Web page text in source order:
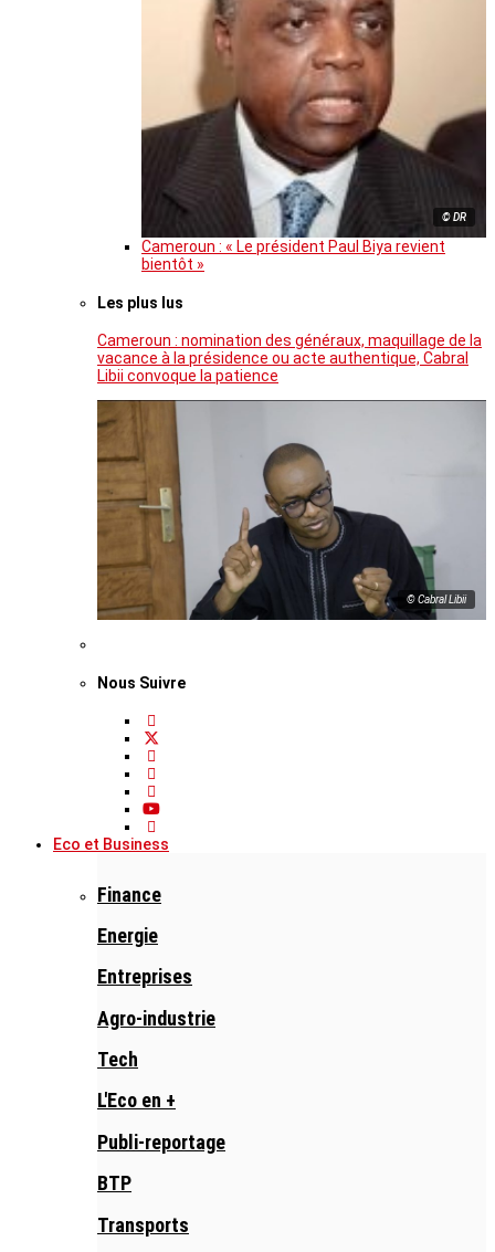
© DR
Cameroun : « Le président Paul Biya revient
bientôt »
Les plus lus
Cameroun : nomination des généraux, maquillage de la
vacance à la présidence ou acte authentique, Cabral
Libii convoque la patience
© Cabral Libii
Nous Suivre
Eco et Business
Finance
Energie
Entreprises
Agro-industrie
Tech
L'Eco en +
Publi-reportage
BTP
Transports